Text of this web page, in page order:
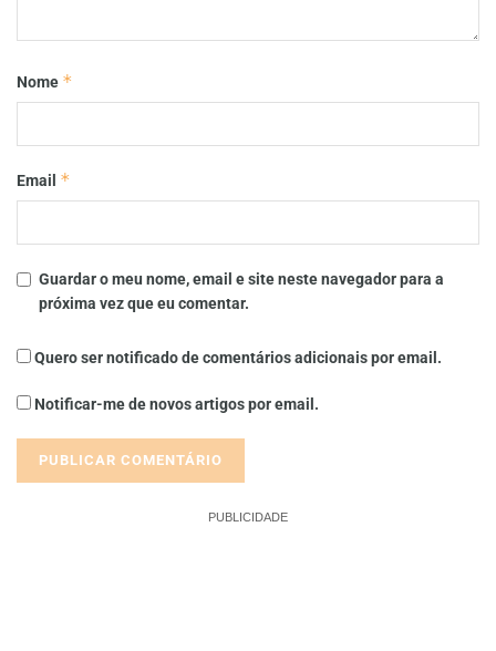
Nome *
Email *
Guardar o meu nome, email e site neste navegador para a
próxima vez que eu comentar.
Quero ser notificado de comentários adicionais por email.
Notificar-me de novos artigos por email.
PUBLICIDADE